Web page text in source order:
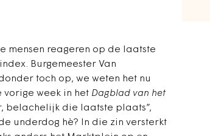
mensen reageren op de laatste
Burgemeester Van
toch op, we weten het nu
vorige week in het Dagblad van het
belachelijk die laatste plaats”,
underdog hè? In die zin versterkt